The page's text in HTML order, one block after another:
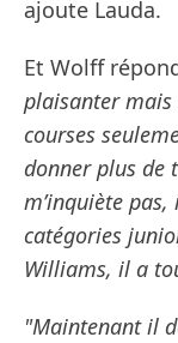
ajoute Lauda.
Et Wolff
plaisanter mais
courses
donner plus de
m’inquiète
catégories
Williams, il a
"Maintenant il